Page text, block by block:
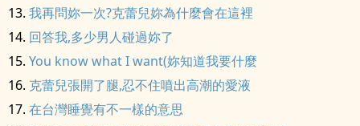
我再問妳一次?克蕾兒妳為什麼會在這裡
回答我,多少男人碰過妳了
You know what I want(妳知道我要什麼
克蕾兒張開了腿,忍不住噴出高潮的愛液
在台灣睡覺有不一樣的意思